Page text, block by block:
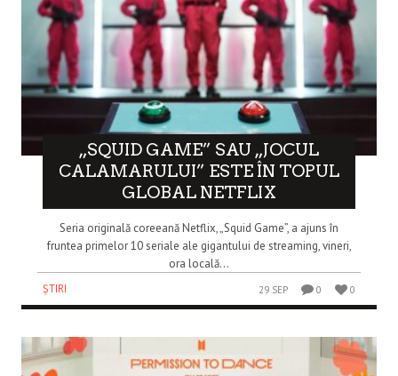
„SQUID GAME” SAU „JOCUL
CALAMARULUI” ESTE ÎN TOPUL
GLOBAL NETFLIX
Seria originală coreeană Netflix, „Squid Game”, a ajuns în
fruntea primelor 10 seriale ale gigantului de streaming, vineri,
ora locală...
ȘTIRI
29 SEP 0 0